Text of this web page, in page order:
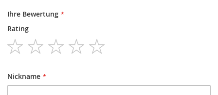
Ihre Bewertung
Rating
1
star
2
stars
3
stars
4
stars
Nickname